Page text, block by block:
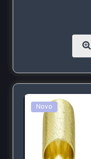
Novo